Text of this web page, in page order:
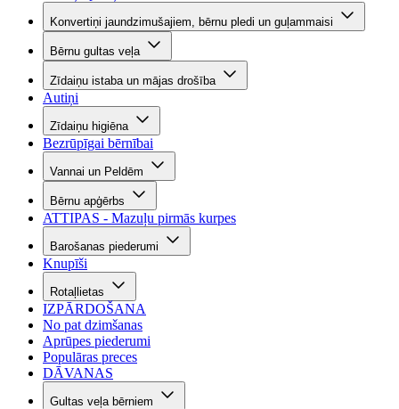
Konvertiņi jaundzimušajiem, bērnu pledi un guļammaisi
Bērnu gultas veļa
Zīdaiņu istaba un mājas drošība
Autiņi
Zīdaiņu higiēna
Bezrūpīgai bērnībai
Vannai un Peldēm
Bērnu apģērbs
ATTIPAS - Mazuļu pirmās kurpes
Barošanas piederumi
Knupīši
Rotaļlietas
IZPĀRDOŠANA
No pat dzimšanas
Aprūpes piederumi
Populāras preces
DĀVANAS
Gultas veļa bērniem